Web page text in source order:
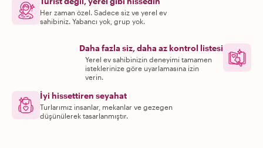
Her zaman özel. Sadece siz ve yerel ev
sahibiniz. Yabancı yok, grup yok.
Daha fazla siz, daha az kontrol listesi
Yerel ev sahibinizin deneyimi tamamen
isteklerinize göre uyarlamasına izin
verin.
İyi hissettiren seyahat
Turlarımız insanlar, mekanlar ve gezegen
düşünülerek tasarlanmıştır.